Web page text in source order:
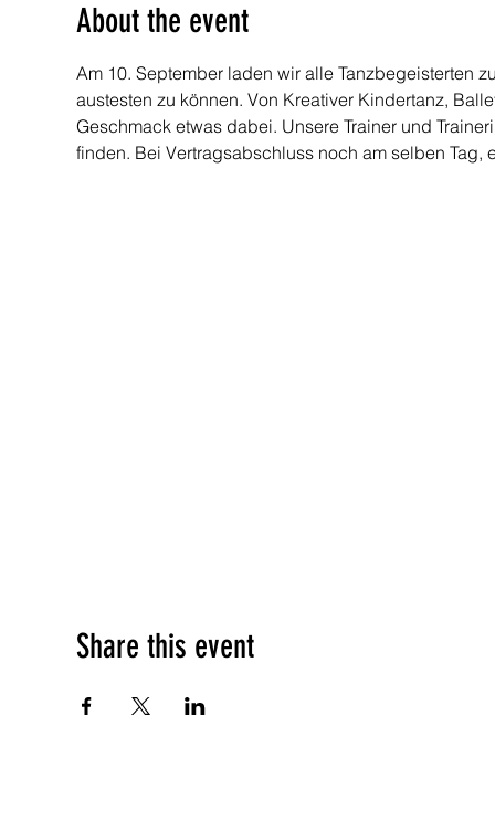
About the event
Am 10. September laden wir alle Tanzbegeisterten
austesten zu können. Von Kreativer Kindertanz,
Geschmack etwas dabei. Unsere Trainer und
finden. Bei Vertragsabschluss noch am selben Tag,
Share this event